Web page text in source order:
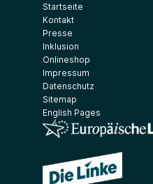
Startseite
Kontakt
Presse
Inklusion
Onlineshop
Impressum
Datenschutz
Sitemap
English Pages